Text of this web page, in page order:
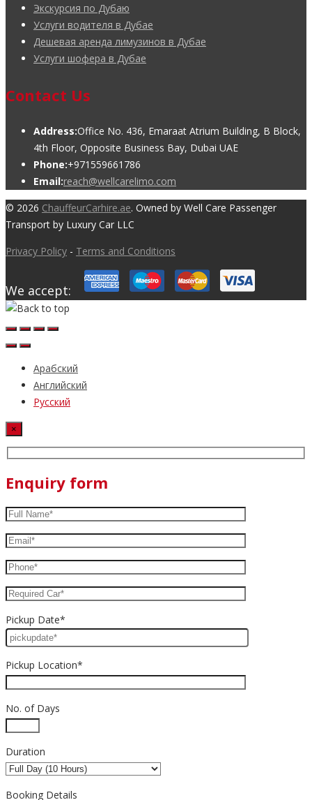
Экскурсия по Дубаю
Услуги водителя в Дубае
Дешевая аренда лимузинов в Дубае
Услуги шофера в Дубае
Contact Us
Address:Office No. 436, Emaraat Atrium Building, B Block,
4th Floor, Opposite Business Bay, Dubai UAE
Phone:+971559661786
Email:reach@wellcarelimo.com
© 2026 ChauffeurCarhire.ae. Owned by Well Care Passenger
Transport by Luxury Car LLC
Privacy Policy - Terms and Conditions
We accept:
Арабский
Английский
Русский
×
Enquiry form
Pickup Date*
Pickup Location*
No. of Days
Duration
Booking Details